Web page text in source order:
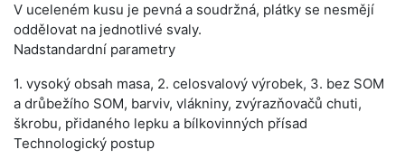
V uceleném kusu je pevná a soudržná, plátky se nesmějí
oddělovat na jednotlivé svaly.
Nadstandardní parametry
1. vysoký obsah masa, 2. celosvalový výrobek, 3. bez SOM
a drůbežího SOM, barviv, vlákniny, zvýrazňovačů chuti,
škrobu, přidaného lepku a bílkovinných přísad
Technologický postup